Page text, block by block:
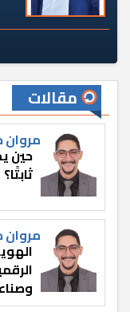
مقالات
حين
ثابتًا؟